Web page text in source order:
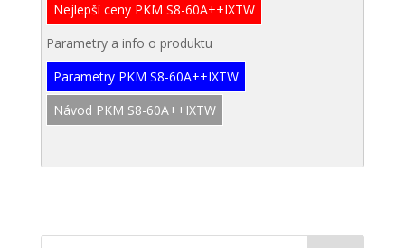
Nejlepší ceny PKM S8-60A++IXTW
Parametry a info o produktu
Parametry PKM S8-60A++IXTW
Návod PKM S8-60A++IXTW